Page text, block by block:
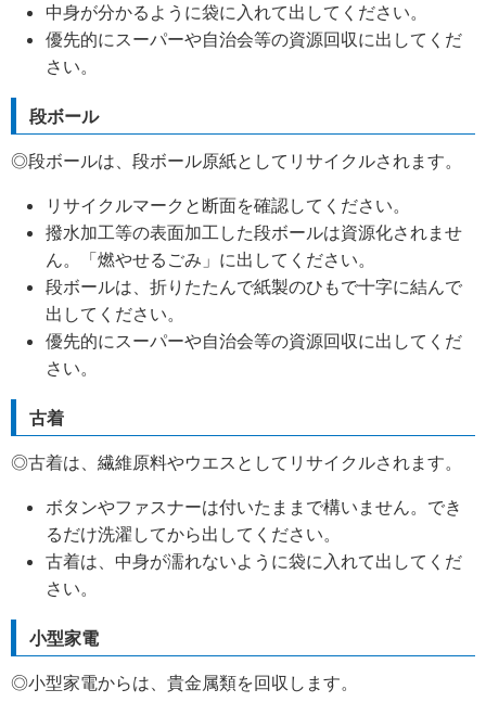
中身が分かるように袋に入れて出してください。
優先的にスーパーや自治会等の資源回収に出してくだ
さい。
段ボール
◎段ボールは、段ボール原紙としてリサイクルされます。
リサイクルマークと断面を確認してください。
撥水加工等の表面加工した段ボールは資源化されませ
ん。「燃やせるごみ」に出してください。
段ボールは、折りたたんで紙製のひもで十字に結んで
出してください。
優先的にスーパーや自治会等の資源回収に出してくだ
さい。
古着
◎古着は、繊維原料やウエスとしてリサイクルされます。
ボタンやファスナーは付いたままで構いません。でき
るだけ洗濯してから出してください。
古着は、中身が濡れないように袋に入れて出してくだ
さい。
小型家電
◎小型家電からは、貴金属類を回収します。